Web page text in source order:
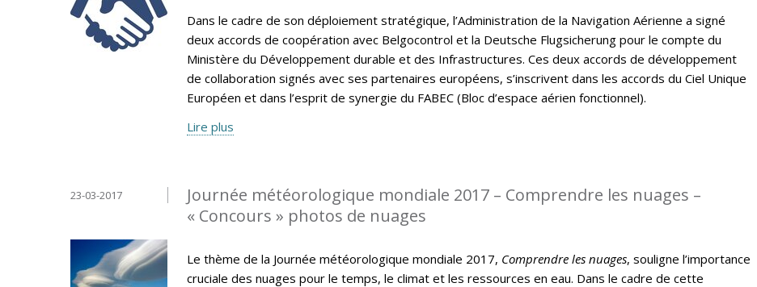
Dans le cadre de son déploiement stratégique, l’Administration de la Navigation Aérienne a signé
deux accords de coopération avec Belgocontrol et la Deutsche Flugsicherung pour le compte du
Ministère du Développement durable et des Infrastructures. Ces deux accords de développement
de collaboration signés avec ses partenaires européens, s’inscrivent dans les accords du Ciel Unique
Européen et dans l’esprit de synergie du FABEC (Bloc d’espace aérien fonctionnel).
Lire plus
Journée météorologique mondiale 2017 – Comprendre les nuages –
« Concours » photos de nuages
23-03-2017
Le thème de la Journée météorologique mondiale 2017, Comprendre les nuages, souligne l’importance
cruciale des nuages pour le temps, le climat et les ressources en eau. Dans le cadre de cette